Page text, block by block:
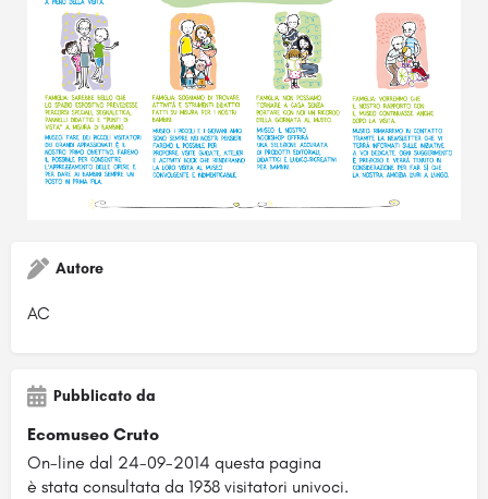
Autore
AC
Pubblicato da
Ecomuseo Cruto
On-line dal 24-09-2014 questa pagina
è stata consultata da 1938 visitatori univoci.